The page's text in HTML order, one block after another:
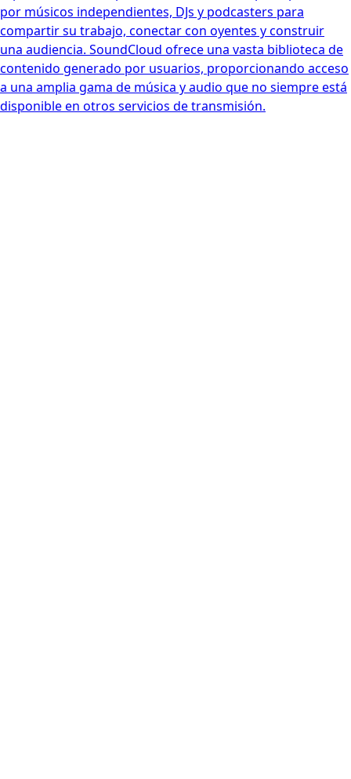
por músicos independientes, DJs y podcasters para
compartir su trabajo, conectar con oyentes y construir
una audiencia. SoundCloud ofrece una vasta biblioteca de
contenido generado por usuarios, proporcionando acceso
a una amplia gama de música y audio que no siempre está
disponible en otros servicios de transmisión.